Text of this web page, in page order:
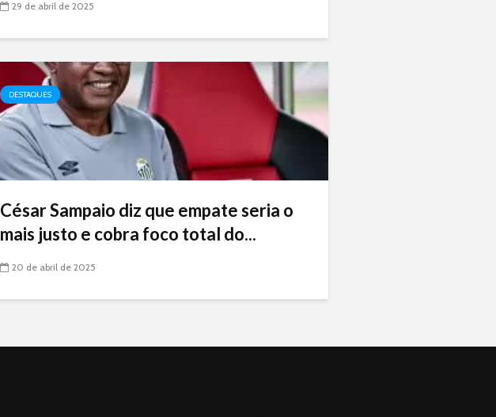
29 de abril de 2025
DESTAQUES
César Sampaio diz que empate seria o
mais justo e cobra foco total do...
20 de abril de 2025